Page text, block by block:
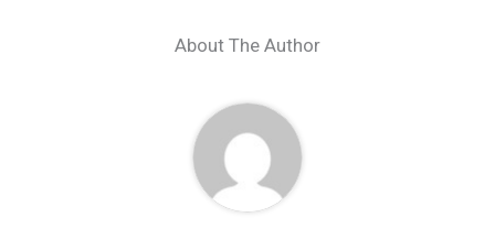
About The Author